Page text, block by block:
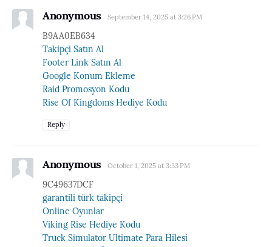
Anonymous September 14, 2025 at 3:26 PM
B9AA0EB634
Takipçi Satın Al
Footer Link Satın Al
Google Konum Ekleme
Raid Promosyon Kodu
Rise Of Kingdoms Hediye Kodu
Reply
Anonymous October 1, 2025 at 3:33 PM
9C49637DCF
garantili türk takipçi
Online Oyunlar
Viking Rise Hediye Kodu
Truck Simulator Ultimate Para Hilesi